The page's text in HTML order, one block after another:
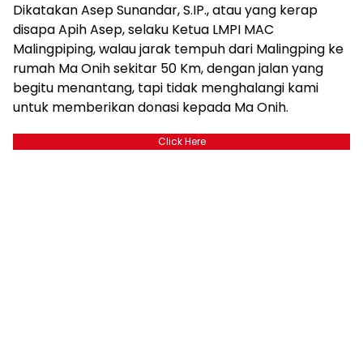
Dikatakan Asep Sunandar, S.IP., atau yang kerap
disapa Apih Asep, selaku Ketua LMPI MAC
Malingpiping, walau jarak tempuh dari Malingping ke
rumah Ma Onih sekitar 50 Km, dengan jalan yang
begitu menantang, tapi tidak menghalangi kami
untuk memberikan donasi kepada Ma Onih.
Click Here